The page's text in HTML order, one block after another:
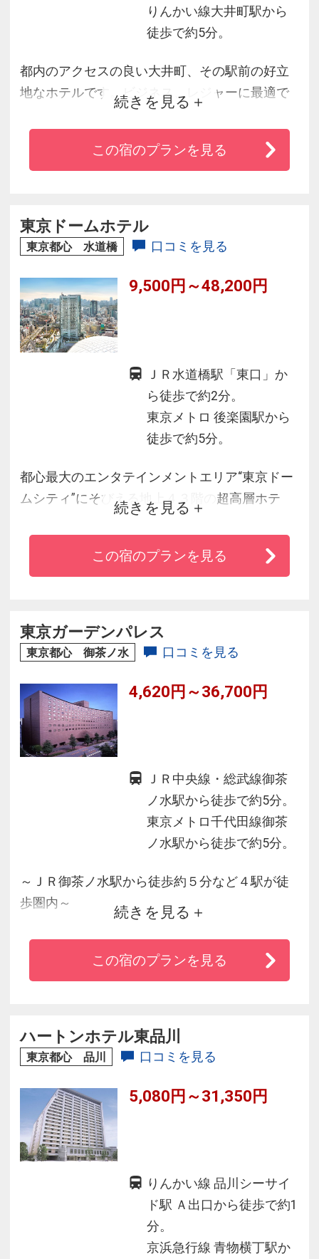
りんかい線大井町駅から
徒歩で約5分。
都内のアクセスの良い大井町、その駅前の好立
地なホテルです。ビジネス、レジャーに最適で
す。特に東京ビックサイトまでりんかい線にて
約１０分、東京ディズニーランドまで２６分で
す。お客様に快適に過ごしていただくよう多彩
同の喜びです。
続きを見る
この宿のプランを見る
東京ドームホテル
東京都心 水道橋 口コミを見る
9,500円～48,200円
ＪＲ水道橋駅「東口」か
ら徒歩で約2分。
東京メトロ 後楽園駅から
徒歩で約5分。
都心最大のエンタテインメントエリア“東京ドー
ムシティ”にそびえる地上４３階の超高層ホテ
１，００６室の客室では、さまざまな表情の東
京を眺めながら、くつろぎのひとときをお過ご
圏内でビジネスやレジャー等の拠点として、さ
まざまな形でご利用いただけます。
続きを見る
この宿のプランを見る
東京ガーデンパレス
東京都心 御茶ノ水 口コミを見る
4,620円～36,700円
ＪＲ中央線・総武線御茶
ノ水駅から徒歩で約5分。
東京メトロ千代田線御茶
ノ水駅から徒歩で約5分。
～ＪＲ御茶ノ水駅から徒歩約５分など４駅が徒
歩圏内～
東京の真ん中にありながらも緑が多く、史跡・
庭園めぐりをはじめ、東京ドームのコンサート
や大学受験、近隣病院への通院など様々な用途
設も充実。
◆全客室Ｗｉ－Ｆｉを無料でご利用ＯＫ！
続きを見る
この宿のプランを見る
ハートンホテル東品川
東京都心 品川 口コミを見る
5,080円～31,350円
りんかい線 品川シーサイ
ド駅 Ａ出口から徒歩で約1
分。
京浜急行線 青物横丁駅か